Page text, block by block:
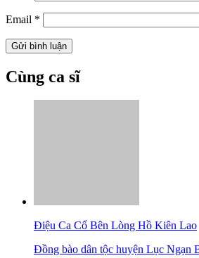
Email *
Cùng ca sĩ
Điệu Ca Cổ Bên Lòng Hồ Kiên Lao
Đồng bào dân tộc huyện Lục Ngạn